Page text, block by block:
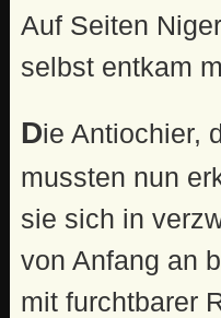
Auf Seiten
selbst entkam
Die Antiochier, die viele Gefallene zu beklagen hatten,
mussten nun
sie sich in
von Anfang an
mit furchtbarer